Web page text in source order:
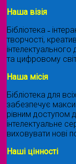
Наша візія
Бібліотека ˗
творчості,
та цифровому
Наша місія
Бібліотека для
забезпечує
рівним доступом
інтелектуальне
виховувати нові
Наші цінності